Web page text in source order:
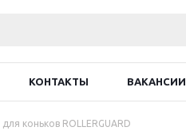
КОНТАКТЫ ВАКАНСИИ
коньков ROLLERGUARD